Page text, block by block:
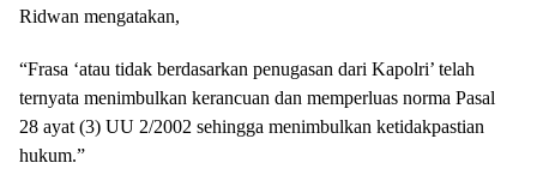
Ridwan mengatakan,
“Frasa ‘atau tidak berdasarkan penugasan dari Kapolri’ telah
ternyata menimbulkan kerancuan dan memperluas norma Pasal
28 ayat (3) UU 2/2002 sehingga menimbulkan ketidakpastian
hukum.”